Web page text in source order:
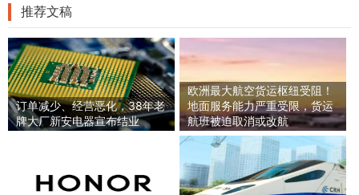
推荐文稿
订单减少、经营恶化，38年老
牌大厂新安电器宣布结业
欧洲最大航空货运枢纽受阻！
地面服务能力严重受限，货运
航班被迫取消或改航